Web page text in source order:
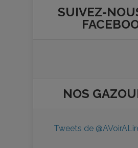
SUIVEZ-
NOS
Tweets de